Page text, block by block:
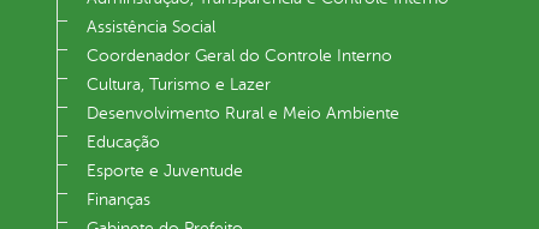
Assistência Social
Coordenador Geral do Controle Interno
Cultura, Turismo e Lazer
Desenvolvimento Rural e Meio Ambiente
Educação
Esporte e Juventude
Finanças